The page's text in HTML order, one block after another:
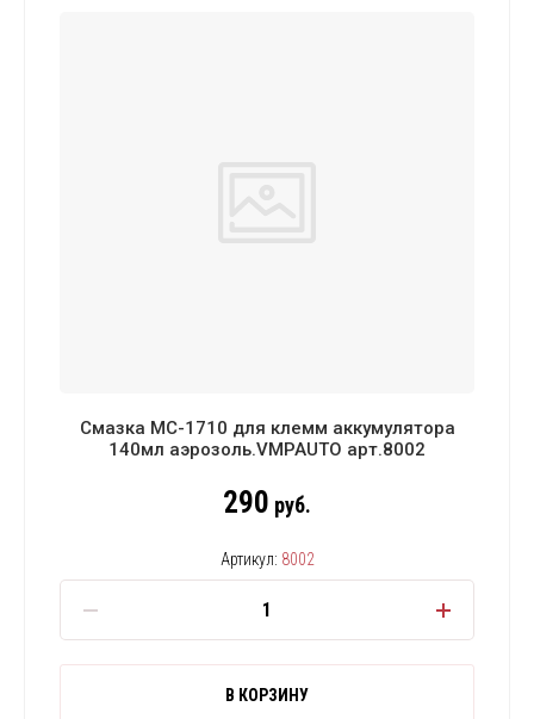
Смазка МС-1710 для клемм аккумулятора
140мл аэрозоль.VMPAUTO арт.8002
290 руб.
Артикул: 8002
В КОРЗИНУ